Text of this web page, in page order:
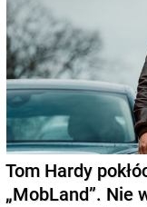
Tom Hardy
„MobLand”. Nie